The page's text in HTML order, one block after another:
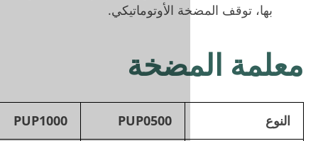
الأوتوماتيكي.
PUP0500
PUP1000
PUP3000